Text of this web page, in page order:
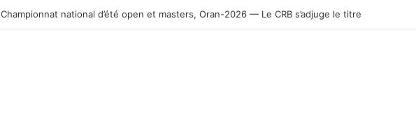
Championnat national d’été open et masters, Oran-2026 — Le CRB s’adjuge le titre